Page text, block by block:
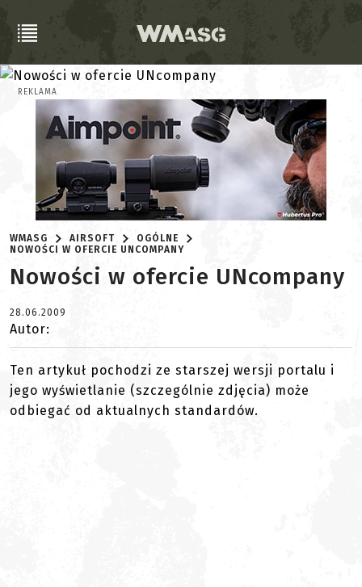
REKLAMA
WMASG AIRSOFT
OGÓLNE
NOWOŚCI W OFERCIE UNCOMPANY
Nowości w ofercie UNcompany
28.06.2009
Autor:
Ten artykuł pochodzi ze starszej wersji portalu i
jego wyświetlanie (szczególnie zdjęcia) może
odbiegać od aktualnych standardów.